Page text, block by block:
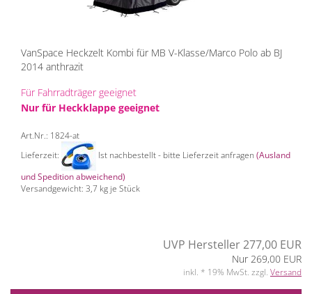
VanSpace Heckzelt Kombi für MB V-Klasse/Marco Polo ab BJ
2014 anthrazit
Für Fahrradträger geeignet
Nur für Heckklappe geeignet
Art.Nr.: 1824-at
Lieferzeit:
Ist nachbestellt - bitte Lieferzeit anfragen (Ausland
und Spedition abweichend)
Versandgewicht: 3,7 kg je Stück
UVP Hersteller 277,00 EUR
Nur 269,00 EUR
inkl. * 19% MwSt. zzgl. Versand